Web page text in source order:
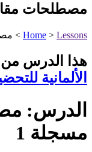
مصطلحات
Home > Lessons
>
هذا الدرس من
الألمانية
الدرس:
مسجلة 1